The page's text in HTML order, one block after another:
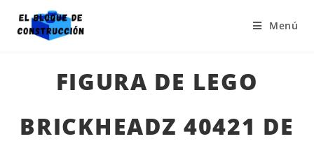
Menú
FIGURA DE LEGO
BRICKHEADZ 40421 DE